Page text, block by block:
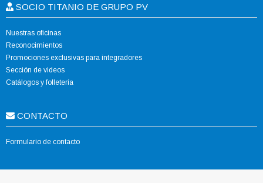
SOCIO TITANIO DE GRUPO PV
Nuestras oficinas
Reconocimientos
Promociones exclusivas para integradores
Sección de videos
Catálogos y folletería
CONTACTO
Formulario de contacto